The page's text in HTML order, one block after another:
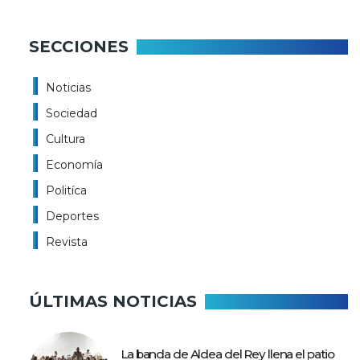
SECCIONES
Noticias
Sociedad
Cultura
Economía
Politíca
Deportes
Revista
ÚLTIMAS NOTICIAS
La banda de Aldea del Rey llena el patio